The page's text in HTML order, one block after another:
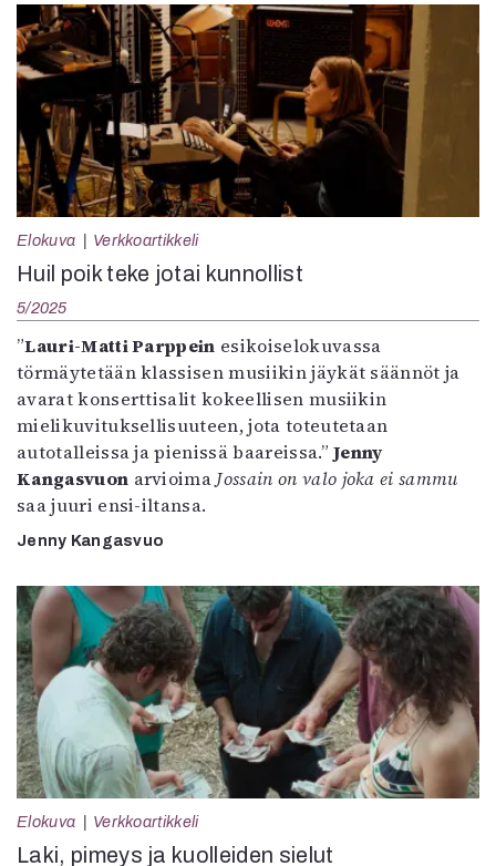
Elokuva Verkkoartikkeli
Huil poik teke jotai kunnollist
5/2025
”Lauri-Matti Parppein esikoiselokuvassa
törmäytetään klassisen musiikin jäykät säännöt ja
avarat konserttisalit kokeellisen musiikin
mielikuvituksellisuuteen, jota toteutetaan
autotalleissa ja pienissä baareissa.”Jenny
Kangasvuon arvioima Jossain on valo joka ei sammu
saa juuri ensi-iltansa.
Jenny Kangasvuo
Elokuva Verkkoartikkeli
Laki, pimeys ja kuolleiden sielut